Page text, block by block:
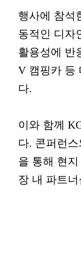
행사에 참석
동적인 디자
활용성에 반
V 캠핑카 등
다.
이와 함께
다. 콘퍼런
을 통해 현
장 내 파트